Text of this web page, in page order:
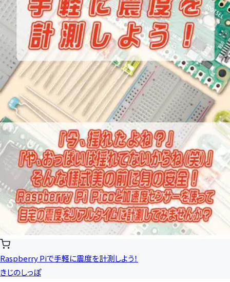
Raspberry Piで手軽に震度を計測しよう！
きじのしっぽ